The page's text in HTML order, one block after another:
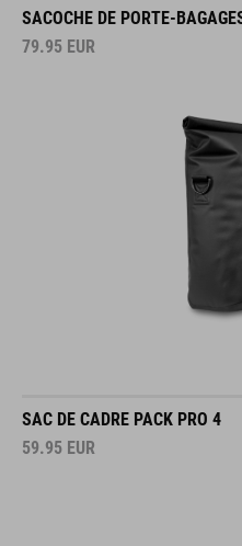
SACOCHE DE PORTE-
79.95 EUR
SAC DE CADRE PACK PRO 4
59.95 EUR